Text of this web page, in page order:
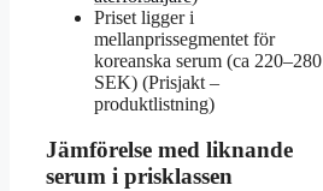
Priset ligger i
mellanprissegmentet för
koreanska serum (ca 220–280
SEK) (Prisjakt –
produktlistning)
Jämförelse med liknande
serum i prisklassen